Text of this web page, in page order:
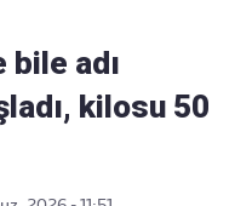
bile adı
kilosu 50